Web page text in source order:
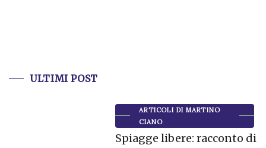
ULTIMI POST
ARTICOLI DI MARTINO
CIANO
Spiagge libere: racconto di